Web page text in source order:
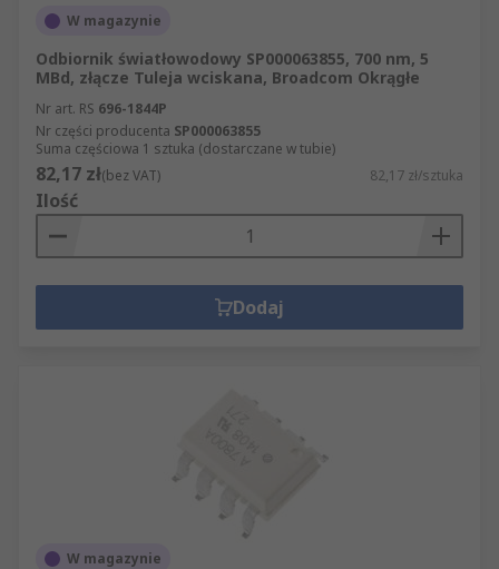
W magazynie
Odbiornik światłowodowy SP000063855, 700 nm, 5
MBd, złącze Tuleja wciskana, Broadcom Okrągłe
Nr art. RS 696-1844P
Nr części producenta SP000063855
Suma częściowa 1 sztuka (dostarczane w tubie)
82,17 zł(bez VAT) 82,17 zł/sztuka
Ilość
Dodaj
W magazynie